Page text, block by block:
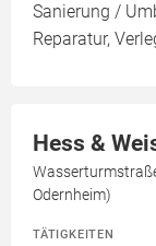
Sanierung /
Reparatur,
Hess &
Odernheim)
TÄTIGKEITEN